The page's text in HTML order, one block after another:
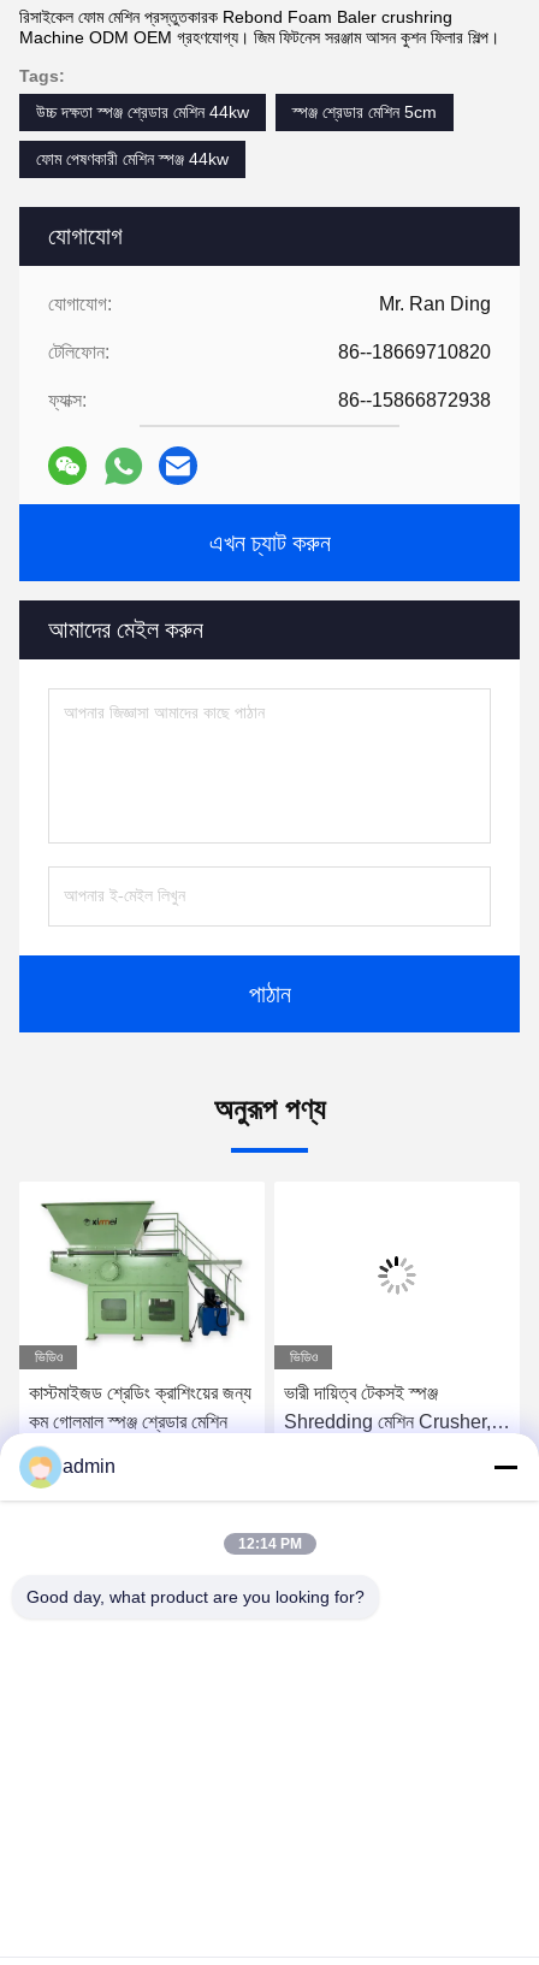
যোগাযোগ
যোগাযোগ: Mr. Ran Ding
টেলিফোন: 86--18669710820
ফ্যাক্স: 86--15866872938
এখন চ্যাট করুন
আমাদের মেইল করুন
পাঠান
রিসাইকেল ফোম মেশিন প্রস্তুতকারক Rebond Foam Baler crushring
Machine ODM OEM গ্রহণযোগ্য। জিম ফিটনেস সরঞ্জাম আসন কুশন ফিলার শিল্প।
Tags:
উচ্চ দক্ষতা স্পঞ্জ শ্রেডার মেশিন 44kw
স্পঞ্জ শ্রেডার মেশিন 5cm
ফোম পেষণকারী মেশিন স্পঞ্জ 44kw
অনুরূপ পণ্য
ভিডিও
কাস্টমাইজড শ্রেডিং ক্রাশিংয়ের জন্য
কম গোলমাল স্পঞ্জ শ্রেডার মেশিন
সেরা দাম পান
ভিডিও
ভারী দায়িত্ব টেকসই স্পঞ্জ
Shredding মেশিন Crusher,
সেরা দাম পান
admin
12:14 PM
Good day, what product are you looking for?